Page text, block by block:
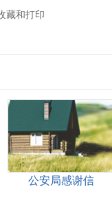
藏和打印
公安局感谢信